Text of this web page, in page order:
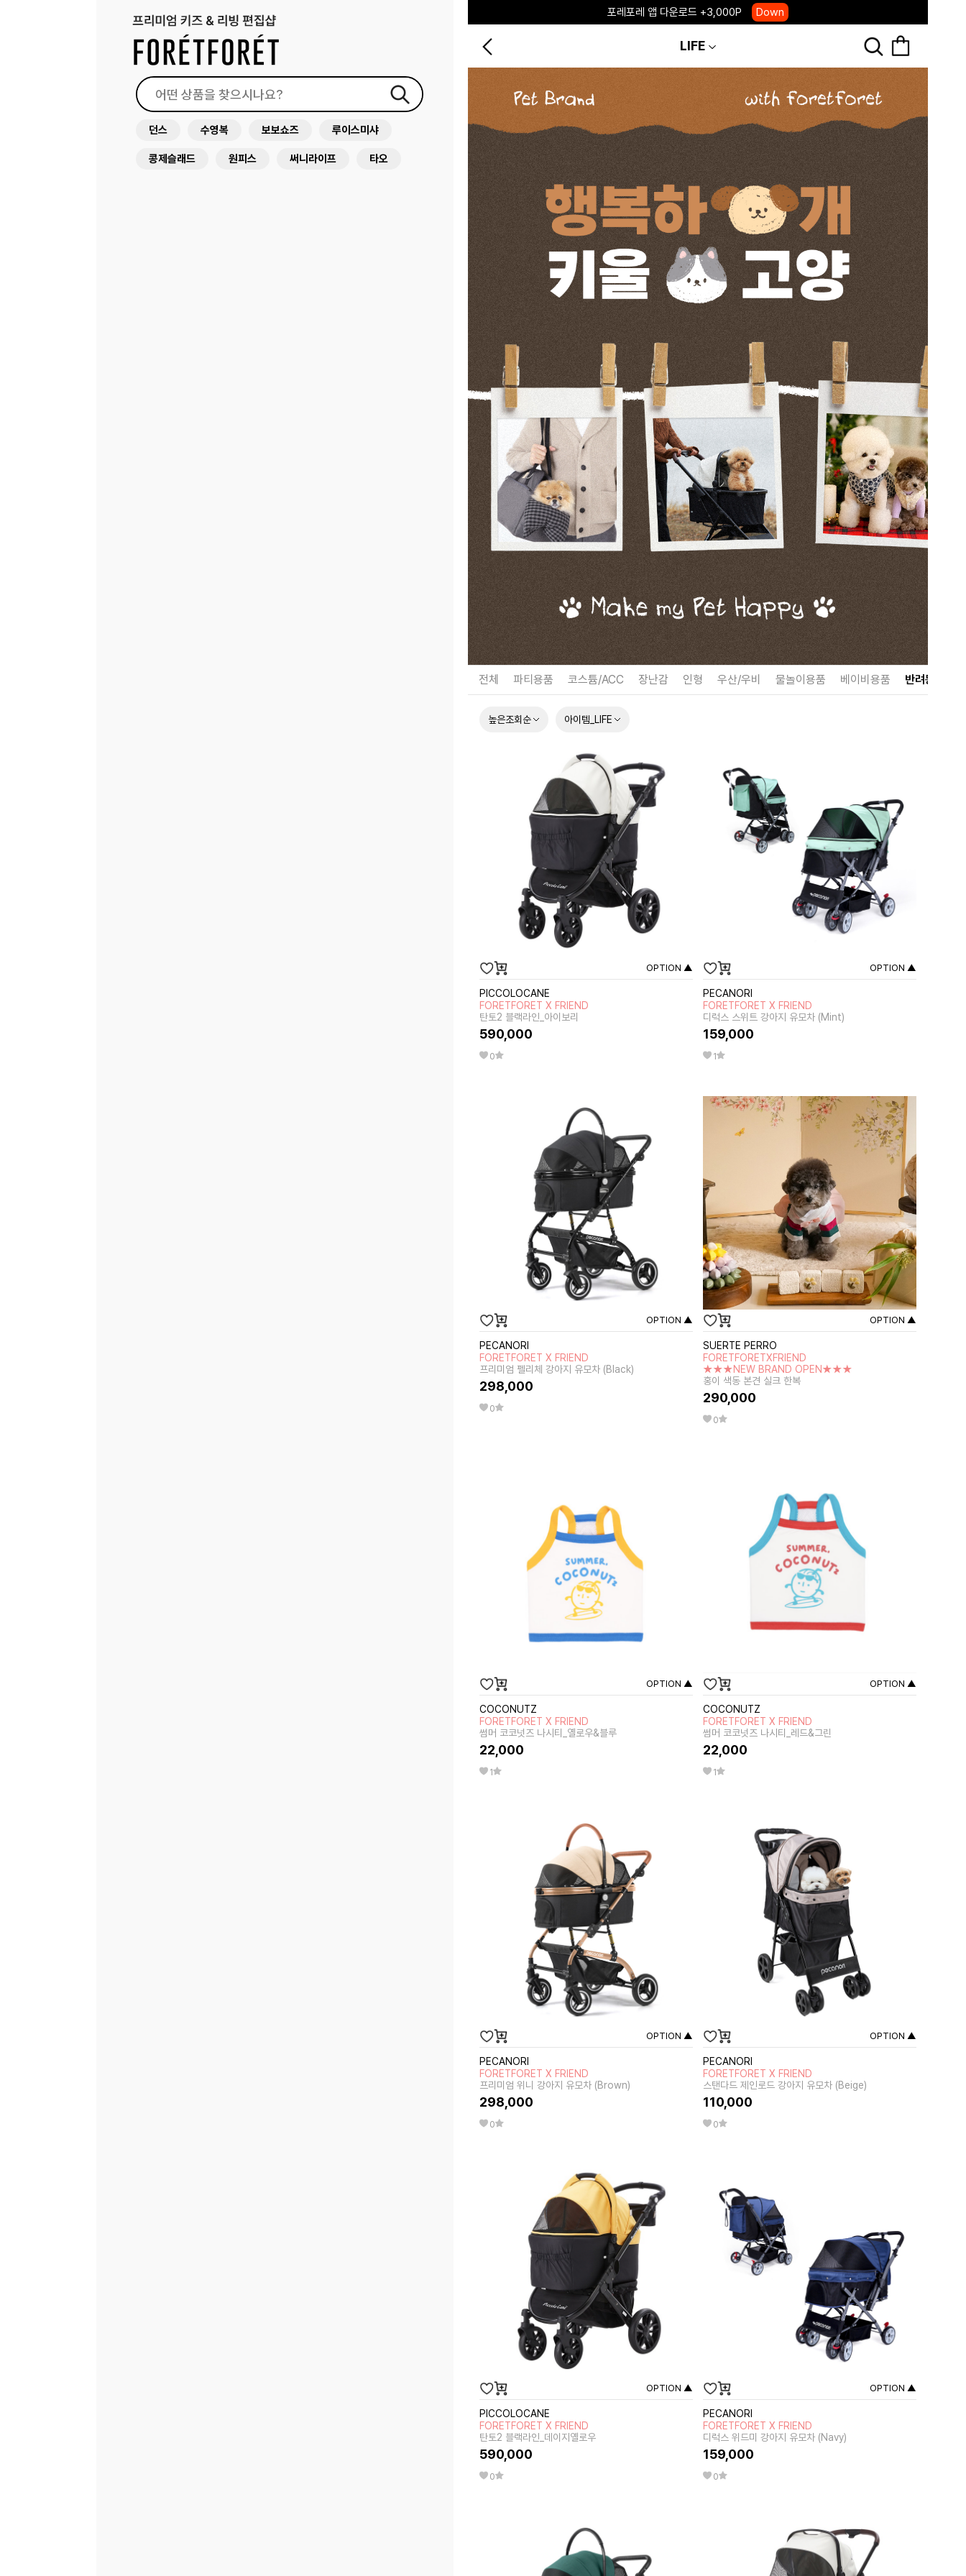
포레포레 앱 다운로드 +3,000P Down
LIFE
전체 파티용품 코스튬/ACC 장난감 인형 우산/우비 물놀이용품 베이비용품 반려동물용품
높은조회순 아이템_LIFE
OPTION ▲
PICCOLOCANE
FORETFORET X FRIEND
탄토2 블랙라인_아이보리
590,000
0
OPTION ▲
PECANORI
FORETFORET X FRIEND
디럭스 스위트 강아지 유모차 (Mint)
159,000
1
OPTION ▲
PECANORI
FORETFORET X FRIEND
프리미엄 펠리체 강아지 유모차 (Black)
298,000
0
OPTION ▲
SUERTE PERRO
FORETFORETXFRIEND
★★★NEW BRAND OPEN★★★
홍이 색동 본견 실크 한복
290,000
0
OPTION ▲
COCONUTZ
FORETFORET X FRIEND
썸머 코코넛즈 나시티_옐로우&블루
22,000
1
OPTION ▲
COCONUTZ
FORETFORET X FRIEND
썸머 코코넛즈 나시티_레드&그린
22,000
1
OPTION ▲
PECANORI
FORETFORET X FRIEND
프리미엄 위니 강아지 유모차 (Brown)
298,000
0
OPTION ▲
PECANORI
FORETFORET X FRIEND
스탠다드 제인로드 강아지 유모차 (Beige)
110,000
0
OPTION ▲
PICCOLOCANE
FORETFORET X FRIEND
탄토2 블랙라인_데이지옐로우
590,000
0
OPTION ▲
PECANORI
FORETFORET X FRIEND
디럭스 위드미 강아지 유모차 (Navy)
159,000
0
던스 수영복 보보쇼즈 루이스미샤
콩제슬래드 원피스 써니라이프 타오